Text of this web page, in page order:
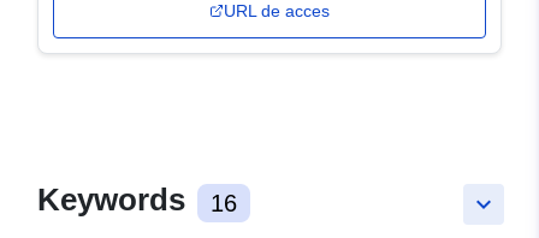
URL de acces
keyboard_arrow_down
Keywords 16